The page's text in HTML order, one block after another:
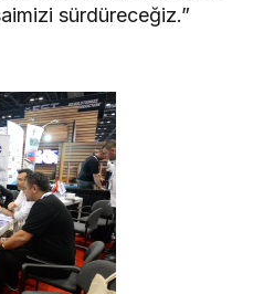
sürdüreceğiz.”